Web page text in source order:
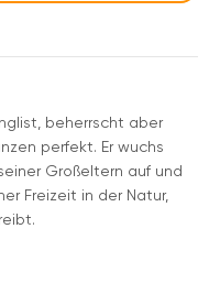
beherrscht aber
perfekt. Er wuchs
Großeltern auf und
Freizeit in der Natur,